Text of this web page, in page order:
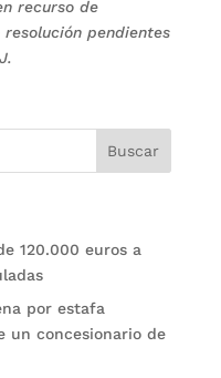
recurso de
pendientes
120.000 euros a
por estafa
un concesionario de